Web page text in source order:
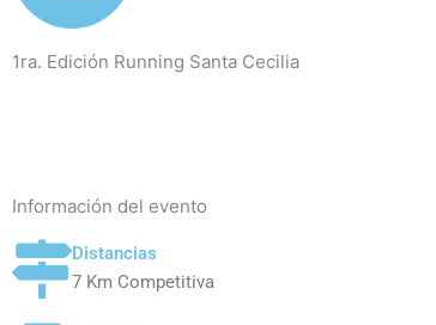
1ra. Edición Running Santa Cecilia
Información del evento
Distancias
7 Km Competitiva